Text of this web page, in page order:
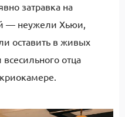
затравка на
— неужели Хьюи,
оставить в живых
отца